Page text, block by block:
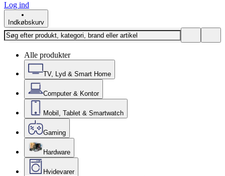
Log ind
Indkøbskurv
Alle produkter
TV, Lyd & Smart Home
Computer & Kontor
Mobil, Tablet & Smartwatch
Gaming
Hardware
Hvidevarer